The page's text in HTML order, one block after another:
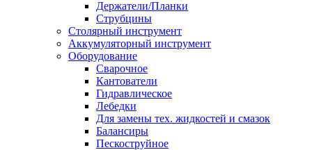
Держатели/Планки
Струбцины
Столярный инструмент
Аккумуляторный инструмент
Оборудование
Сварочное
Кантователи
Гидравлическое
Лебедки
Для замены тех. жидкостей и смазок
Балансиры
Пескоструйное